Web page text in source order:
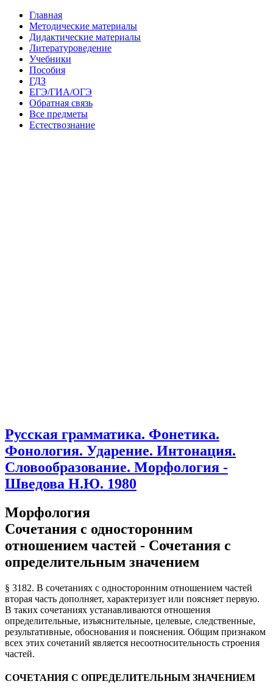
Главная
Методические материалы
Дидактические материалы
Литературоведение
Учебники
Пособия
ГДЗ
ЕГЭ/ГИА/ОГЭ
Обратная связь
Все предметы
Естествознание
Русская грамматика. Фонетика.
Фонология. Ударение. Интонация.
Словообразование. Морфология -
Шведова Н.Ю. 1980
Морфология
Сочетания с односторонним
отношением частей - Сочетания с
определительным значением
§ 3182. В сочетаниях с односторонним отношением частей
вторая часть дополняет, характеризует или поясняет первую.
В таких сочетаниях устанавливаются отношения
определительные, изъяснительные, целевые, следственные,
результативные, обоснования и пояснения. Общим признаком
всех этих сочетаний является несоотносительность строения
частей.
СОЧЕТАНИЯ С ОПРЕДЕЛИТЕЛЬНЫМ ЗНАЧЕНИЕМ